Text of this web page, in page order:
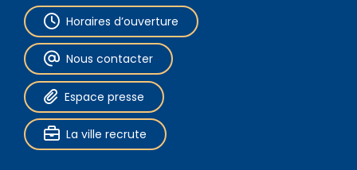
Horaires d’ouverture
Nous contacter
Espace presse
La ville recrute